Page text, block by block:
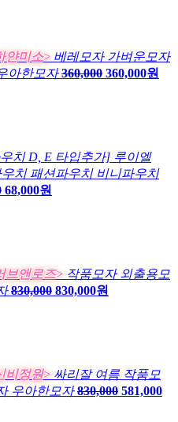
얀미소> 베레모자 가벼운모자
아한모자 360,000 360,000원
치 D, E 타입추가] 루이엘
치 패션파우치 비니파우치
68,000원
브앤로즈> 작품모자 외출용모
830,000 830,000원
비정원> 싸리잘 여름 작품모
우아한모자 830,000 581,000